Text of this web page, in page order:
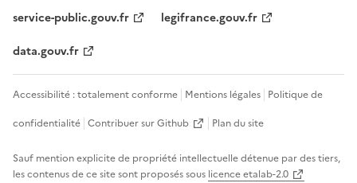
service-public.gouv.fr
legifrance.gouv.fr
data.gouv.fr
Accessibilité : totalement conforme Mentions légales Politique de
confidentialité Contribuer sur Github Plan du site
Sauf mention explicite de propriété intellectuelle détenue par des tiers,
les contenus de ce site sont proposés sous licence etalab-2.0